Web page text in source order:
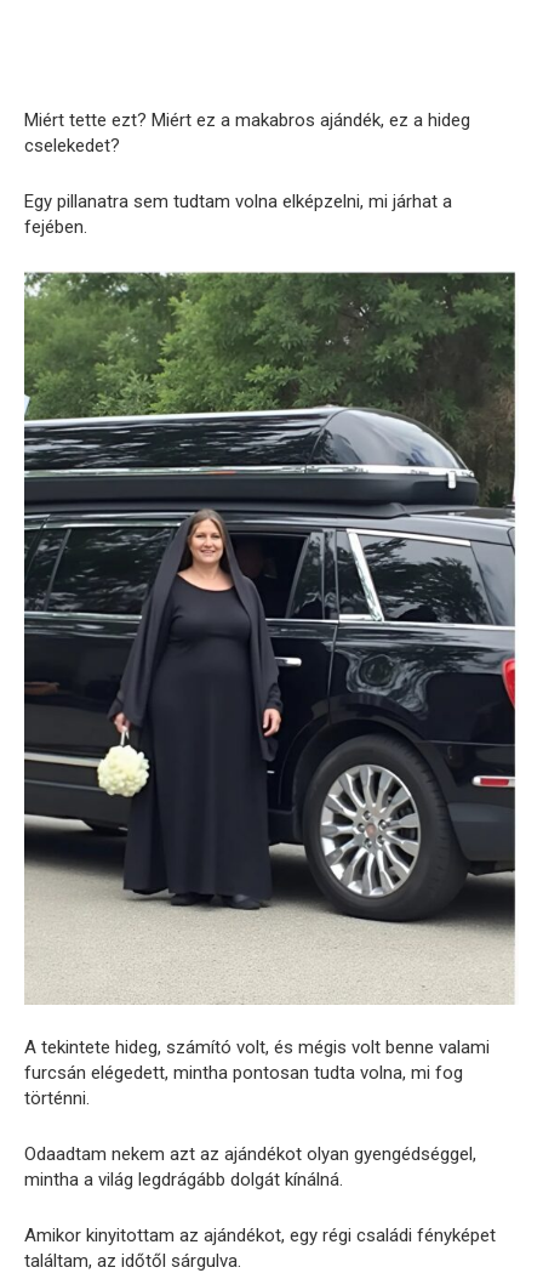
Miért tette ezt? Miért ez a makabros ajándék, ez a hideg
cselekedet?
Egy pillanatra sem tudtam volna elképzelni, mi járhat a
fejében.
A tekintete hideg, számító volt, és mégis volt benne valami
furcsán elégedett, mintha pontosan tudta volna, mi fog
történni.
Odaadtam nekem azt az ajándékot olyan gyengédséggel,
mintha a világ legdrágább dolgát kínálná.
Amikor kinyitottam az ajándékot, egy régi családi fényképet
találtam, az időtől sárgulva.